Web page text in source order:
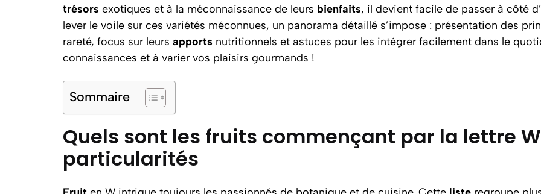
trésors exotiques et à la méconnaissance de leurs bienfaits, il devient facile de passer à côté
lever le voile sur ces variétés méconnues, un panorama détaillé s’impose : présentation des
rareté, focus sur leurs apports nutritionnels et astuces pour les intégrer facilement dans le
connaissances et à varier vos plaisirs gourmands !
Sommaire
Quels sont les fruits commençant par la lettre
particularités